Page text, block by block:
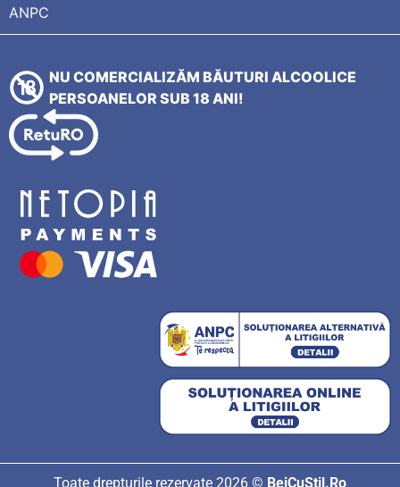
ANPC
NU COMERCIALIZĂM BĂUTURI ALCOOLICE
PERSOANELOR SUB 18 ANI!
Toate drepturile rezervate 2026 © BeiCuStil.Ro